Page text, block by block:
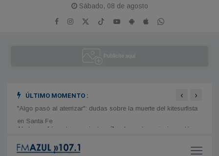
Sábado, 08 de agosto
ÚLTIMO MOMENTO :
"Algo pasó al aterrizar": dudas sobre la muerte del kitesurfista
en Santa Fe
‹ ›